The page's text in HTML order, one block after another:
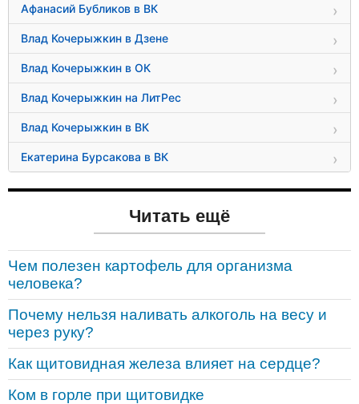
Афанасий Бубликов в ВК
Влад Кочерыжкин в Дзене
Влад Кочерыжкин в ОК
Влад Кочерыжкин на ЛитРес
Влад Кочерыжкин в ВК
Екатерина Бурсакова в ВК
Читать ещё
Чем полезен картофель для организма
человека?
Почему нельзя наливать алкоголь на весу и
через руку?
Как щитовидная железа влияет на сердце?
Ком в горле при щитовидке